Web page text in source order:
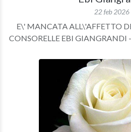
22 feb 2026
E\' MANCATA ALL\'AFFETTO
CONSORELLE EBI GIANGRANDI